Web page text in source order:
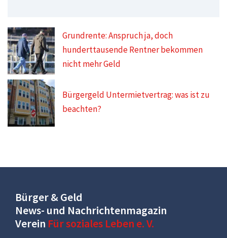
Grundrente: Anspruch ja, doch
hunderttausende Rentner bekommen
nicht mehr Geld
Bürgergeld Untermietvertrag: was ist zu
beachten?
Bürger & Geld
News- und Nachrichtenmagazin
Verein Für soziales Leben e. V.